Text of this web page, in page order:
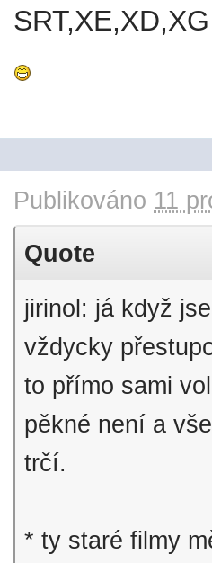
Publikováno 11
Quote
jirinol: já když
vždycky
to přímo sami
pěkné není a
trčí.
* ty staré filmy